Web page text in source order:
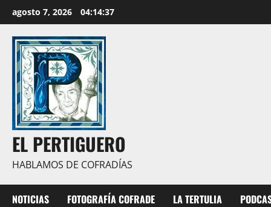
al
contenido
agosto 7, 2026 04:14:38
EL PERTIGUERO
HABLAMOS DE COFRADÍAS
NOTICIAS FOTOGRAFÍA COFRADE LA TERTULIA